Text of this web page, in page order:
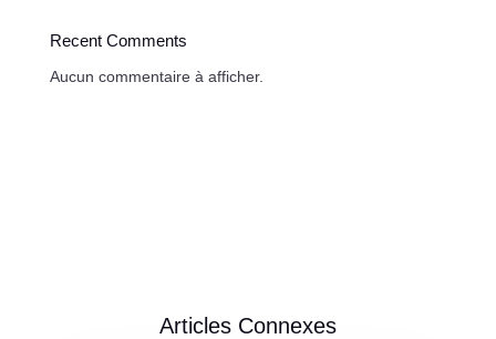
Recent Comments
Aucun commentaire à afficher.
Articles Connexes